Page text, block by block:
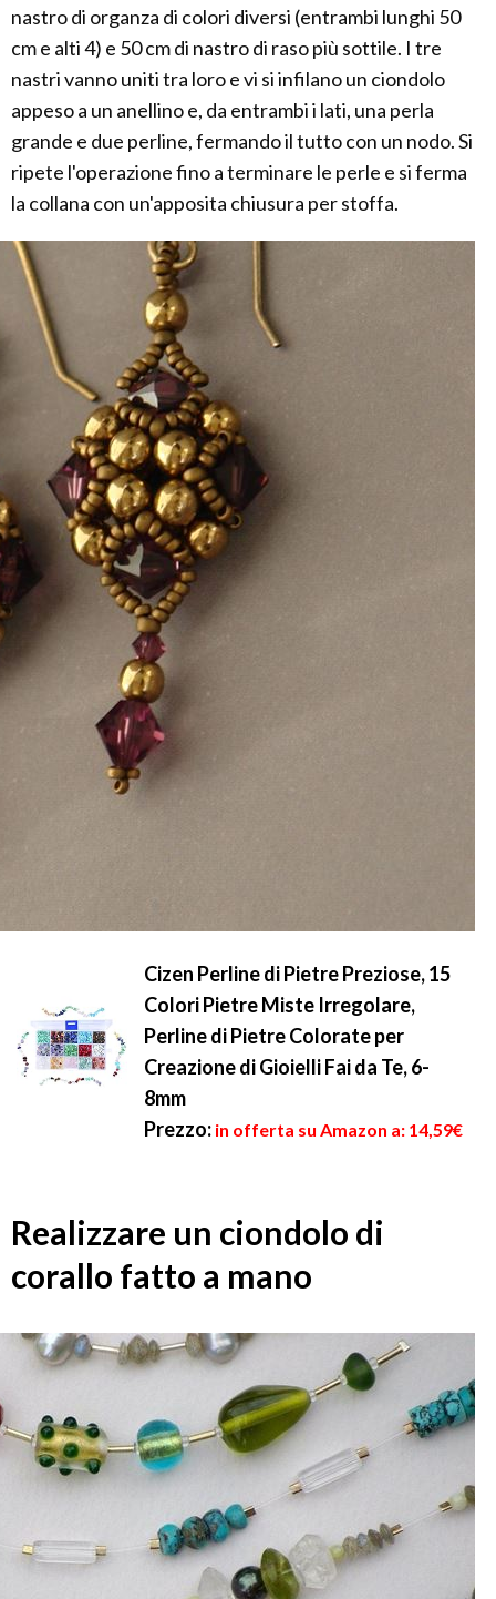
nastro di organza di colori diversi (entrambi lunghi 50
cm e alti 4) e 50 cm di nastro di raso più sottile. I tre
nastri vanno uniti tra loro e vi si infilano un ciondolo
appeso a un anellino e, da entrambi i lati, una perla
grande e due perline, fermando il tutto con un nodo. Si
ripete l'operazione fino a terminare le perle e si ferma
la collana con un'apposita chiusura per stoffa.
Cizen Perline di Pietre Preziose, 15
Colori Pietre Miste Irregolare,
Perline di Pietre Colorate per
Creazione di Gioielli Fai da Te, 6-
8mm
Prezzo: in offerta su Amazon a: 14,59€
Realizzare un ciondolo di
corallo fatto a mano